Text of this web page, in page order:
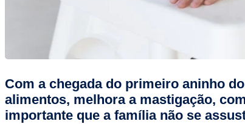
Com a chegada do primeiro aninho
alimentos, melhora a mastigação,
importante que a família não se